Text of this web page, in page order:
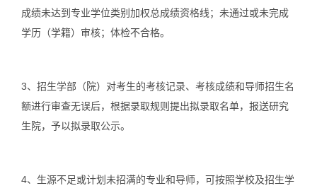
成绩未达到专业学位类别加权总成绩资格线；未通过或未完成
学历（学籍）审核；体检不合格。
3、 招生学部（院）对考生的考核记录、考核成绩和导师招生名
额进行审查无误后，根据录取规则提出拟录取名单，报送研究
生院，予以拟录取公示。
4、 生源不足或计划未招满的专业和导师，可按照学校及招生学